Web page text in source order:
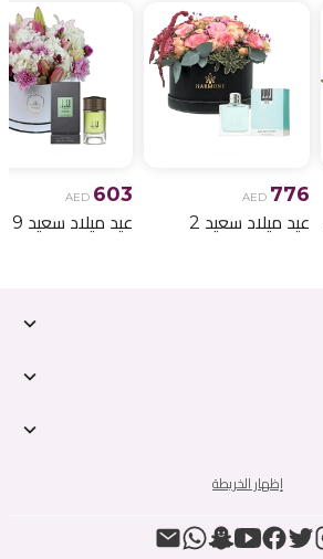
AED 776
عيد ميلاد سعيد 2
AED 603
عيد ميلاد سعيد 9
إظهار الخريطة